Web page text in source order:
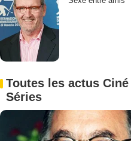
Toutes les actus Ciné
Séries